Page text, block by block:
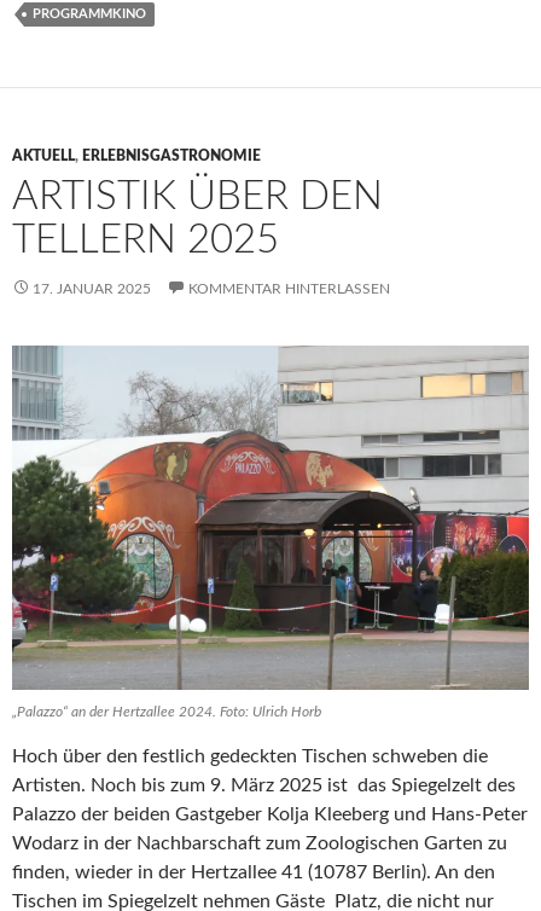
PROGRAMMKINO
AKTUELL, ERLEBNISGASTRONOMIE
ARTISTIK ÜBER DEN
TELLERN 2025
17. JANUAR 2025 KOMMENTAR HINTERLASSEN
„Palazzo“ an der Hertzallee 2024. Foto: Ulrich Horb
Hoch über den festlich gedeckten Tischen schweben die
Artisten. Noch bis zum 9. März 2025 ist das Spiegelzelt des
Palazzo der beiden Gastgeber Kolja Kleeberg und Hans-Peter
Wodarz in der Nachbarschaft zum Zoologischen Garten zu
finden, wieder in der Hertzallee 41 (10787 Berlin). An den
Tischen im Spiegelzelt nehmen Gäste Platz, die nicht nur